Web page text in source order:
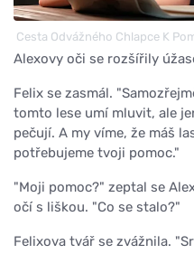
Cesta Odvážného Chlapce K
Alexovy oči se rozšířily
Felix se zasmál.
tomto lese umí mluvit, ale
pečují. A my víme, že máš
potřebujeme tvoji pomoc."
"Moji pomoc?" zeptal se
očí s liškou. "Co se stalo?"
Felixova tvář se zvážnila.